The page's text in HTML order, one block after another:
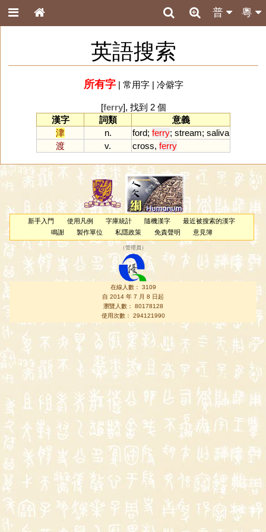
粵
普
英語搜索
所有字| 常用字| 冷僻字
[ferry], 找到 2 個
漢字
詞類
意義
津
n. ford; ferry; stream; saliva
渡
v. cross, ferry
新手入門 使用凡例 字庫統計 隨機漢字
最近被搜索的漢字
鳴謝
製作單位 私隱政策 免責聲明 意見簿
（管理員 ）
在線人數： 3109
自 2014 年 7 月 8 日起
瀏覽人數： 80178128
使用次數： 294121990